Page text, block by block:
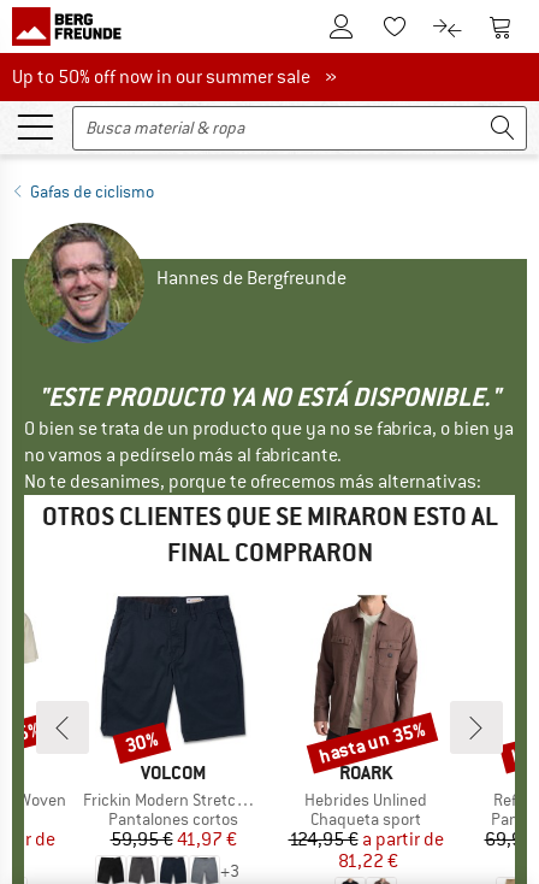
A la cuenta de cliente
A la lista de
A la A la
Up to 50% off now in our summer sale
Up to 50% off now in our summer sale »
Gafas de ciclismo
Hannes de Bergfreunde
"ESTE PRODUCTO YA NO ESTÁ DISPONIBLE."
O bien se trata de un producto que ya no se fabrica, o bien ya
no vamos a pedírselo más al fabricante.
No te desanimes, porque te ofrecemos más alternativas:
OTROS CLIENTES QUE SE MIRARON ESTO AL
FINAL COMPRARON
S Woven
reducido
de
MARCA
VOLCOM
Artículo
Frickin Modern Stretch Short 21
Product group
Pantalones cortos
Precio
59,95 €Precio reducido
41,97 €
+3
Descuento
30%
MARCA
ROARK
Artículo
Hebrides Unlined
Product group
Chaqueta sport
Precio
124,95 € Precio reducido
a partir de
81,22 €
Descuento
hasta un 35%
69,95